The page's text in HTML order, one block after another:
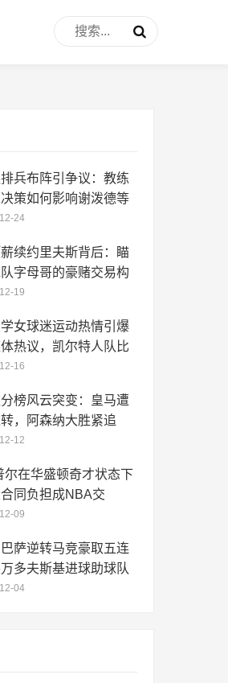
兵布阵引争议：教练
策如何影响谢泼德等
24
续约里夫斯背后：瞄
字母哥的豪赌交易构
19
女球迷运动热情引爆
热议，凯尔特人队比
16
榜风云突变：皇马遭
，阿森纳大胜紧追
12
尔在华盛顿奇才状态下
同负担成NBA交
09
萨逆转马竞豪取五连
多夫斯基进球助球队
04